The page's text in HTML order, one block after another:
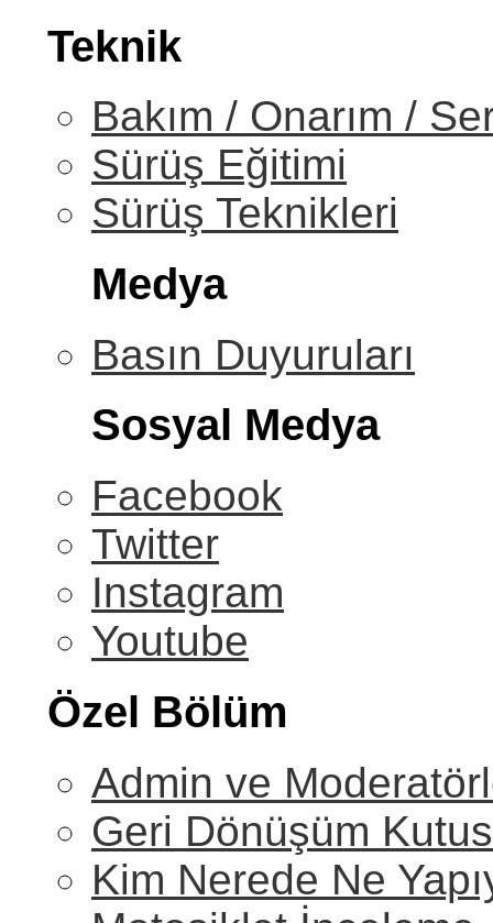
Teknik
Bakım / Onarım /
Sürüş Eğitimi
Sürüş Teknikleri
Medya
Basın Duyuruları
Sosyal Medya
Facebook
Twitter
Instagram
Youtube
Özel Bölüm
Admin ve
Geri Dönüşüm
Kim Nerede Ne